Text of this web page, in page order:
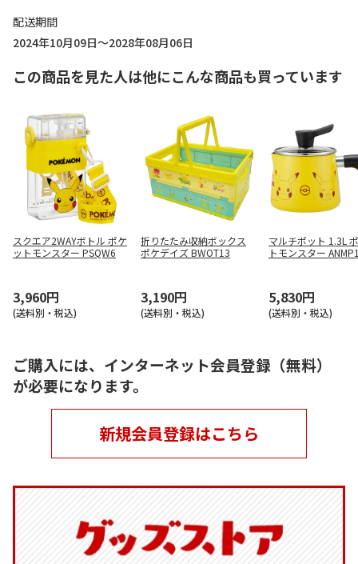
配送期間
2024年10月09日～2028年08月06日
この商品を見た人は他にこんな商品も買っています
スクエア2WAYボトル ポケ
ットモンスター PSQW6
3,960円
(送料別・税込)
折りたたみ収納ボックス
ポケデイズ BWOT13
3,190円
(送料別・税込)
マルチポット 1.3L
トモンスター
5,830円
(送料別・税込)
ご購入には、インターネット会員登録（無料）
が必要になります。
新規会員登録はこちら